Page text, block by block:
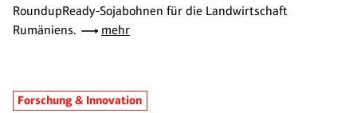
RoundupReady-Sojabohnen für die Landwirtschaft
Rumäniens.
mehr
Forschung & Innovation